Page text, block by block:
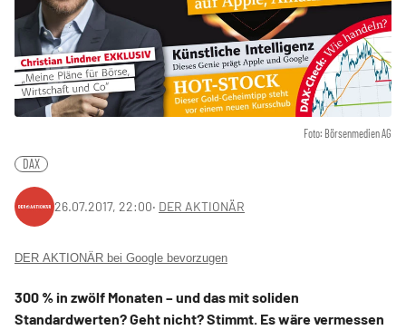
Foto: Börsenmedien AG
DAX
26.07.2017, 22:00‧ DER AKTIONÄR
DER AKTIONÄR bei Google bevorzugen
300 % in zwölf Monaten – und das mit soliden
Standardwerten? Geht nicht? Stimmt. Es wäre vermessen